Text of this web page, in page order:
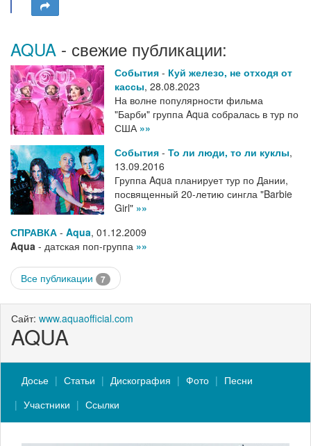
AQUA - свежие публикации:
События - Куй железо, не отходя от
кассы, 28.08.2023
На волне популярности фильма
"Барби" группа Aqua собралась в тур по
США »»
События - То ли люди, то ли куклы,
13.09.2016
Группа Aqua планирует тур по Дании,
посвященный 20-летию сингла "Barbie
Girl" »»
СПРАВКА - Aqua, 01.12.2009
Aqua - датская поп-группа »»
Все публикации 7
Сайт: www.aquaofficial.com
AQUA
Досье Статьи Дискография Фото
Песни
Участники
Ссылки